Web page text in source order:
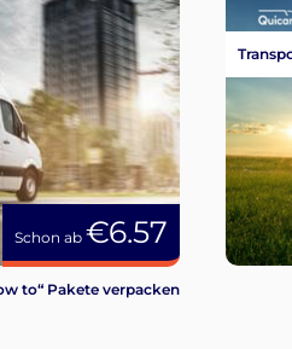
Schon ab€6.57
to“ Pakete verpacken